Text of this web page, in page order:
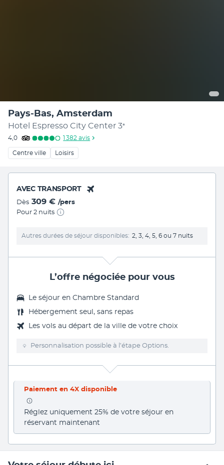
Pays-Bas, Amsterdam
Hotel Espresso City Center 3*
4,0 1 382 avis
Centre ville Loisirs
AVEC TRANSPORT
Dès 309 € /pers
Pour 2 nuits
Autres durées de séjour disponibles 2, 3, 4, 5, 6 ou 7 nuits
L’offre négociée pour vous
Le séjour en Chambre Standard
Hébergement seul, sans repas
Les vols au départ de la ville de votre choix
Personnalisation possible à l’étape Options.
Paiement en 4X disponible
Réglez uniquement 25% de votre séjour en
réservant maintenant